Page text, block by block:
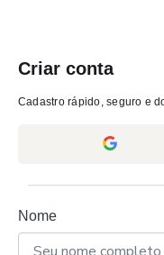
Criar conta
Cadastro rápido, seguro e
Nome